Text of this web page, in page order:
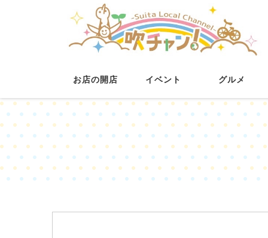
お店の開店 イベント グルメ